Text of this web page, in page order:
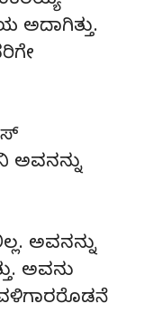
ಅದಾಗಿತ್ತು.
ಅವನನ್ನು
ಅವನನ್ನು
ಅವನು